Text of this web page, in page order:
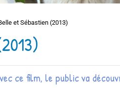
et Sébastien (2013)
ce film, le public va